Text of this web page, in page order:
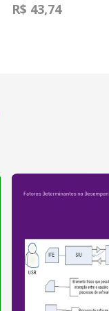
R$ 43,74